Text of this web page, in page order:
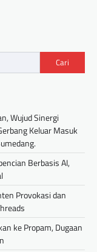
Cari
Wujud Sinergi
Keluar Masuk
Berbasis AI,
Provokasi dan
ke Propam, Dugaan